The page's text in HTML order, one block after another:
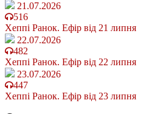
21.07.2026
516
Хеппі Ранок. Ефір від 21 липня
22.07.2026
482
Хеппі Ранок. Ефір від 22 липня
23.07.2026
447
Хеппі Ранок. Ефір від 23 липня